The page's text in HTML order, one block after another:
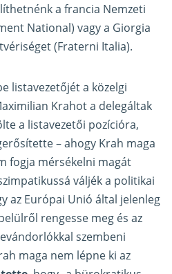
a francia Nemzeti
National) vagy a Giorgia
(Fraterni Italia).
listavezetőjét a közelgi
Krahot a delegáltak
a listavezetői pozícióra,
– ahogy Krah maga
fogja mérsékelni magát
váljék a politikai
az Európai Unió által jelenleg
rengesse meg és az
szembeni
maga nem lépne ki az